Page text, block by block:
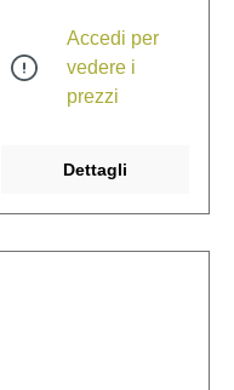
Accedi per
vedere i
prezzi
Dettagli